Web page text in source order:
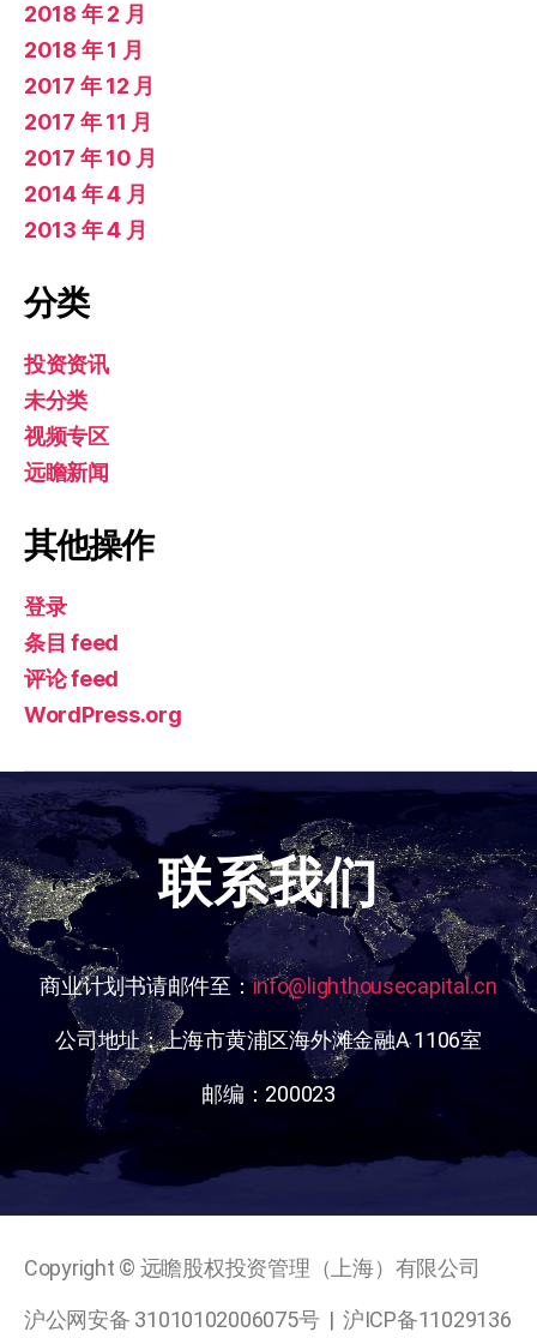
2018 年 2 月
2018 年 1 月
2017 年 12 月
2017 年 11 月
2017 年 10 月
2014 年 4 月
2013 年 4 月
分类
投资资讯
未分类
视频专区
远瞻新闻
其他操作
登录
条目 feed
评论 feed
WordPress.org
联系我们
商业计划书请邮件至：info@lighthousecapital.cn
公司地址：上海市黄浦区海外滩金融A 1106室
邮编：200023
Copyright © 远瞻股权投资管理（上海）有限公司
沪公网安备 31010102006075号| 沪ICP备11029136